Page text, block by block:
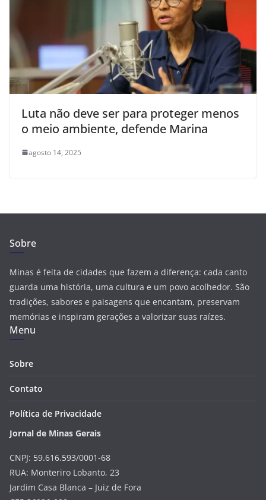
Luta não deve ser para proteger menos
o meio ambiente, defende Marina
agosto 14, 2025
Sobre
Minas é feita de cidades que fazem a diferença: cada canto
guarda uma história, uma cultura e um povo acolhedor. São
tradições, sabores e paisagens que encantam, preservam
memórias e inspiram gerações a valorizar suas raízes.
Menu
Sobre
Contato
Política de Privacidade
Jornal de Minas Gerais
CNPJ: 59.616.593/0001-68
RUA: Monteriro Lobanto, 23
Jardim Casa Blanca – Juiz de Fora